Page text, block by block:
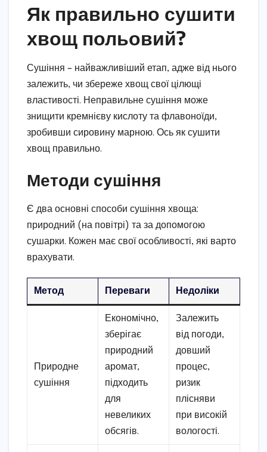
Як правильно сушити
хвощ польовий?
Сушіння – найважливіший етап, адже від нього
залежить, чи збереже хвощ свої цілющі
властивості. Неправильне сушіння може
знищити кремнієву кислоту та флавоноїди,
зробивши сировину марною. Ось як сушити
хвощ правильно.
Методи сушіння
Є два основні способи сушіння хвоща:
природний (на повітрі) та за допомогою
сушарки. Кожен має свої особливості, які варто
врахувати.
Метод Переваги Недоліки
Природне
сушіння
Економічно,
зберігає
природний
аромат,
підходить
для
невеликих
обсягів.
Залежить
від погоди,
довший
процес,
ризик
плісняви
при високій
вологості.